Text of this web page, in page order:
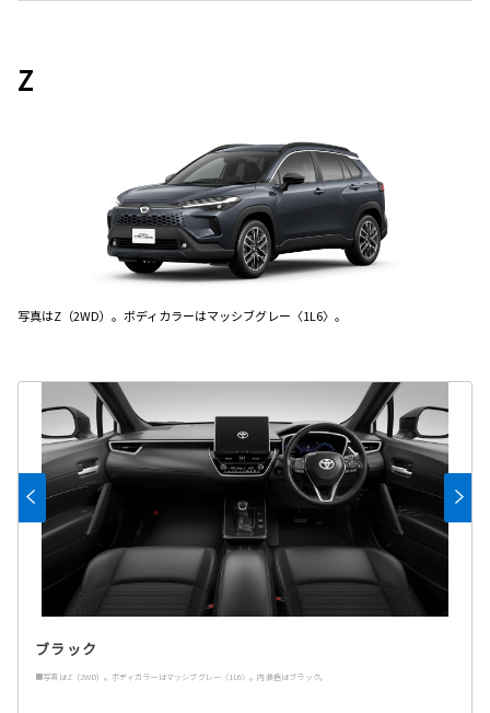
Z
写真はZ（2WD）。ボディカラーはマッシブグレー〈1L6〉。
ブラック
■写真はZ（2WD）。ボディカラーはマッシブグレー〈1L6〉。内装色はブラック。